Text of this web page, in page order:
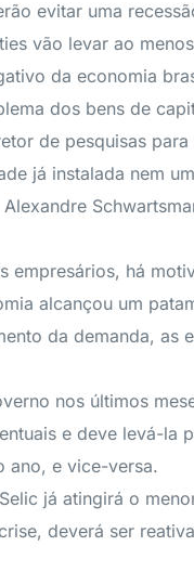
evitar uma
vão levar ao
da economia
dos bens de
de pesquisas
já instalada nem
empresários, há
alcançou um
da demanda,
nos últimos
e deve levá-la
ano, e vice-versa.
já atingirá o
deverá ser